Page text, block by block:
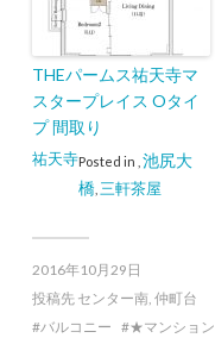
THEパームス祐天寺マ
スタープレイス Oタイ
プ 間取り
Posted in
祐天寺
池尻大
橋, 三軒茶屋
2016年10月29日
投稿先 センター南, 仲町台
バルコニー
★マンション